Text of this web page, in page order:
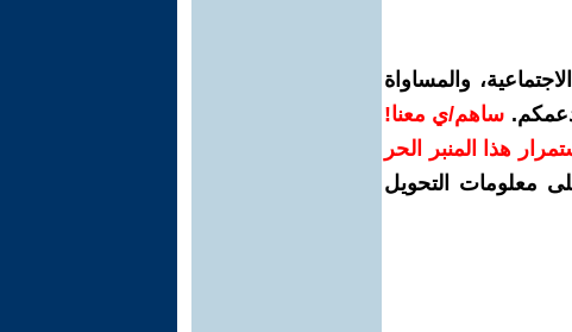
والمساواة
ساهم/ي معنا!
هذا المنبر الحر
معلومات التحويل